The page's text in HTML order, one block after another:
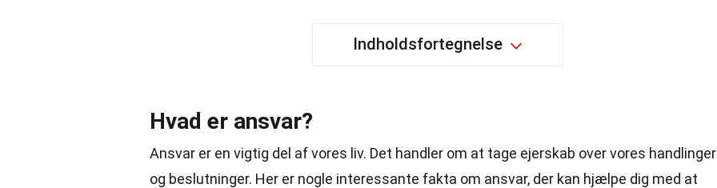
Indholdsfortegnelse
Hvad er ansvar?
Ansvar er en vigtig del af vores liv. Det handler om at tage ejerskab over vores handlinger
og beslutninger. Her er nogle interessante fakta om ansvar, der kan hjælpe dig med at